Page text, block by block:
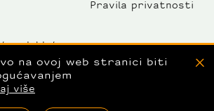
Pravila privatnosti
readable/
d.o.o.
na ovoj web stranici biti
više
X